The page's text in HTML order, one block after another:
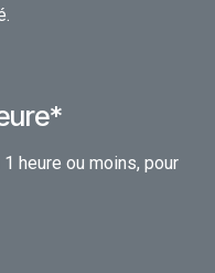
heure ou moins, pour